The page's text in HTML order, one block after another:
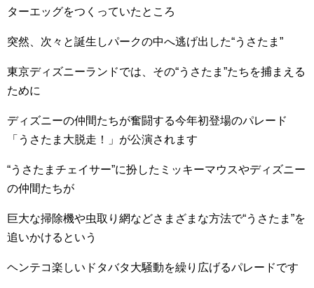
ターエッグをつくっていたところ
突然、次々と誕生しパークの中へ逃げ出した“うさたま”
東京ディズニーランドでは、その“うさたま”たちを捕まえる
ために
ディズニーの仲間たちが奮闘する今年初登場のパレード
「うさたま大脱走！」が公演されます
“うさたまチェイサー”に扮したミッキーマウスやディズニー
の仲間たちが
巨大な掃除機や虫取り網などさまざまな方法で“うさたま”を
追いかけるという
ヘンテコ楽しいドタバタ大騒動を繰り広げるパレードです